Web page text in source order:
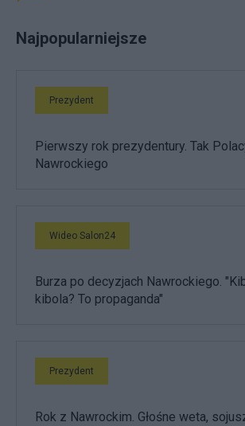
Najpopularniejsze
Prezydent
Pierwszy rok prezydentury. Tak
Nawrockiego
Wideo Salon24
Burza po decyzjach Nawrockiego.
kibola? To propaganda"
Prezydent
Rok z Nawrockim. Głośne weta,